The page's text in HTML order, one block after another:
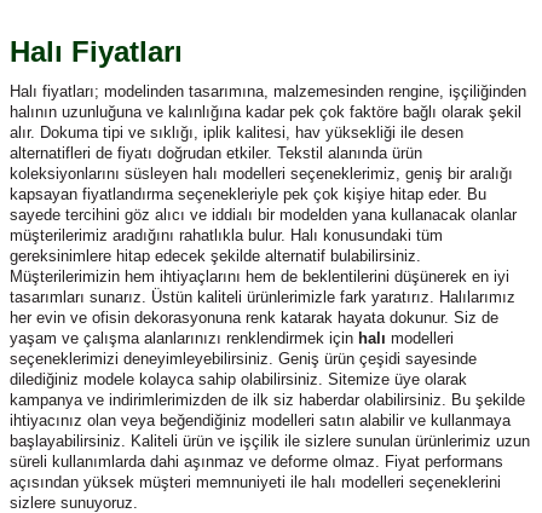
Halı Fiyatları
Halı fiyatları; modelinden tasarımına, malzemesinden rengine, işçiliğinden
halının uzunluğuna ve kalınlığına kadar pek çok faktöre bağlı olarak şekil
alır. Dokuma tipi ve sıklığı, iplik kalitesi, hav yüksekliği ile desen
alternatifleri de fiyatı doğrudan etkiler. Tekstil alanında ürün
koleksiyonlarını süsleyen halı modelleri seçeneklerimiz, geniş bir aralığı
kapsayan fiyatlandırma seçenekleriyle pek çok kişiye hitap eder. Bu
sayede tercihini göz alıcı ve iddialı bir modelden yana kullanacak olanlar
müşterilerimiz aradığını rahatlıkla bulur. Halı konusundaki tüm
gereksinimlere hitap edecek şekilde alternatif bulabilirsiniz.
Müşterilerimizin hem ihtiyaçlarını hem de beklentilerini düşünerek en iyi
tasarımları sunarız. Üstün kaliteli ürünlerimizle fark yaratırız. Halılarımız
her evin ve ofisin dekorasyonuna renk katarak hayata dokunur. Siz de
yaşam ve çalışma alanlarınızı renklendirmek için halı modelleri
seçeneklerimizi deneyimleyebilirsiniz. Geniş ürün çeşidi sayesinde
dilediğiniz modele kolayca sahip olabilirsiniz. Sitemize üye olarak
kampanya ve indirimlerimizden de ilk siz haberdar olabilirsiniz. Bu şekilde
ihtiyacınız olan veya beğendiğiniz modelleri satın alabilir ve kullanmaya
başlayabilirsiniz. Kaliteli ürün ve işçilik ile sizlere sunulan ürünlerimiz uzun
süreli kullanımlarda dahi aşınmaz ve deforme olmaz. Fiyat performans
açısından yüksek müşteri memnuniyeti ile halı modelleri seçeneklerini
sizlere sunuyoruz.